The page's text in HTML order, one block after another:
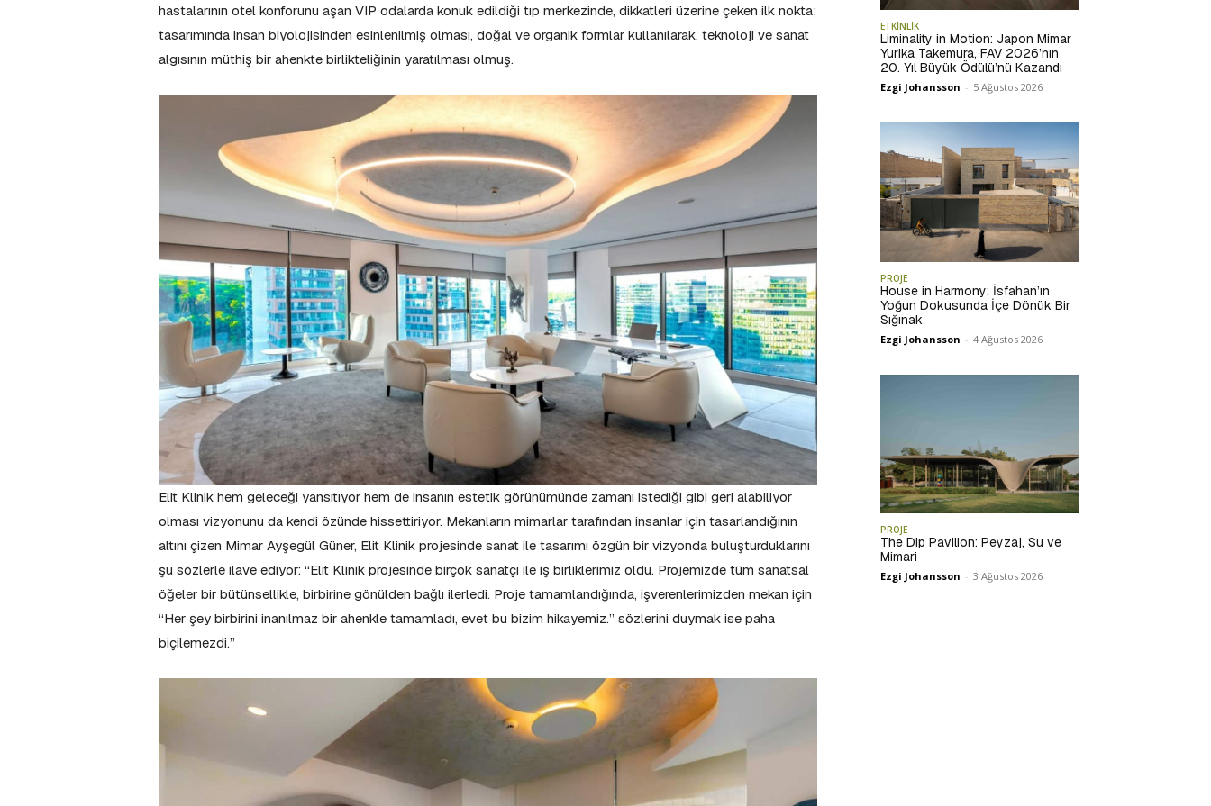
hastalarının otel konforunu aşan VIP odalarda konuk edildiği tıp merkezinde, dikkatleri üzerine çeken ilk nokta;
tasarımında insan biyolojisinden esinlenilmiş olması, doğal ve organik formlar kullanılarak, teknoloji ve sanat
algısının müthiş bir ahenkte birlikteliğinin yaratılması olmuş.
Elit Klinik hem geleceği yansıtıyor hem de insanın estetik görünümünde zamanı istediği gibi geri alabiliyor
olması vizyonunu da kendi özünde hissettiriyor. Mekanların mimarlar tarafından insanlar için tasarlandığının
altını çizen Mimar Ayşegül Güner, Elit Klinik projesinde sanat ile tasarımı özgün bir vizyonda buluşturduklarını
şu sözlerle ilave ediyor: “Elit Klinik projesinde birçok sanatçı ile iş birliklerimiz oldu. Projemizde tüm sanatsal
öğeler bir bütünsellikle, birbirine gönülden bağlı ilerledi. Proje tamamlandığında, işverenlerimizden mekan için
“Her şey birbirini inanılmaz bir ahenkle tamamladı, evet bu bizim hikayemiz.” sözlerini duymak ise paha
biçilemezdi.”
ETKİNLİK
Liminality in Motion: Japon Mimar
Yurika Takemura, FAV 2026’nın
20. Yıl Büyük Ödülü’nü Kazandı
Ezgi Johansson - 5 Ağustos 2026
PROJE
House in Harmony: İsfahan’ın
Yoğun Dokusunda İçe Dönük Bir
Sığınak
Ezgi Johansson - 4 Ağustos 2026
PROJE
The Dip Pavilion: Peyzaj, Su ve
Mimari
Ezgi Johansson - 3 Ağustos 2026